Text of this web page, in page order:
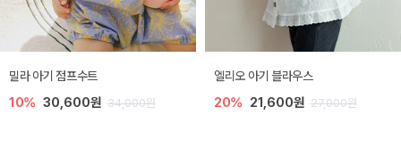
밀라 아기 점프수트
10% 30,600원 34,000원
엘리오 아기 블라우스
20% 21,600원 27,000원